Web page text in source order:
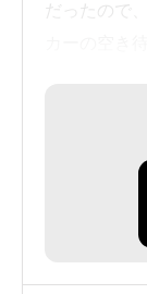
だったので
があるのか
と入れ替え
て動くのが
お風呂は泉
かったです。